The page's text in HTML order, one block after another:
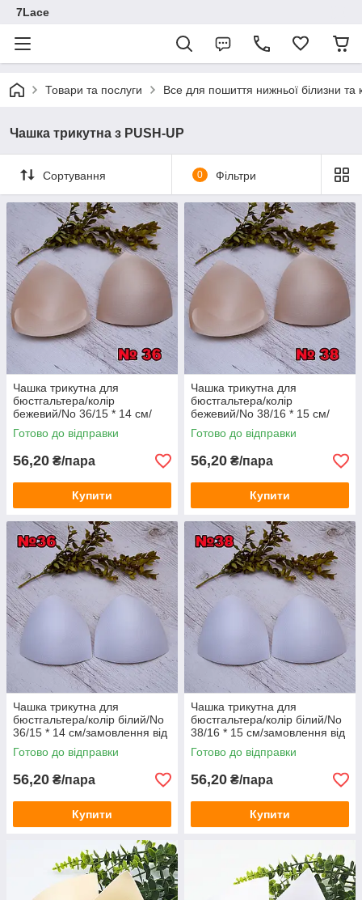
7Lace
Товари та послуги Все для пошиття нижньої білизни та
Чашка трикутна з PUSH-UP
Сортування 0 Фільтри
Чашка трикутна для
бюстгальтера/колір
бежевий/No 36/15 * 14 см/
замовлення від 1 пари
Готово до відправки
56,20 ₴/пара
Купити
Чашка трикутна для
бюстгальтера/колір
бежевий/No 38/16 * 15 см/
замовлення від 1 пари
Готово до відправки
56,20 ₴/пара
Купити
Чашка трикутна для
бюстгальтера/колір білий/No
36/15 * 14 см/замовлення від
1 пари
Готово до відправки
56,20 ₴/пара
Купити
Чашка трикутна для
бюстгальтера/колір білий/No
38/16 * 15 см/замовлення від
1 пари
Готово до відправки
56,20 ₴/пара
Купити